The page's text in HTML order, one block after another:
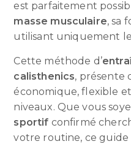
est parfaitement
masse musculaire, sa
utilisant uniquement le
Cette méthode d’
calisthenics, présente
économique, flexible
niveaux. Que vous
sportif confirmé
votre routine, ce guide